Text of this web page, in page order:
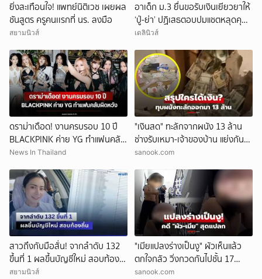
ยิ่งสะเทือนใจ! แพทย์นิติเวช เผยผล
ชันสูตร ครูคนเเรกที่ นร. ลงมือ
สยามนิวส์
อาเด็ก ม.3 ยื่นขอรับเงินเยียวยาให้
‘ปู่-ย่า’ ปฏิเสธตอบปมแชตหลุดคุย
แม่ ‘ถูกกลั่นแกล้ง’
เดลินิวส์
ดราม่าเดือด! งานครบรอบ 10 ปี
BLACKPINK ค่าย YG ทำแฟนคลับ
ผิดหวัง
News In Thailand
"เงินสด" ทะลักจากผนัง 13 ล้าน
ช่างรับเหมา-เจ้าของบ้าน แย่งกัน
วุ่น สุดท้ายศาลตัดสินให้ใคร?!
sanook.com
สาวถึงกับมือสั่น! จากลำดับ 132
ขึ้นที่ 1 ผลขึ้นบัญชีใหม่ สอบท้อง
ถิ่น
สยามนิวส์
"เมียแปลงร่างเป็นงู" ผัวเห็นแล้ว
ตกใจกลัว วิ่งกวดกันไปชั้น 17
ตร.เผยบทสรุปคดีสุดแปลก!
sanook.com